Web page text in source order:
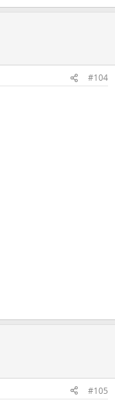
#104
#105